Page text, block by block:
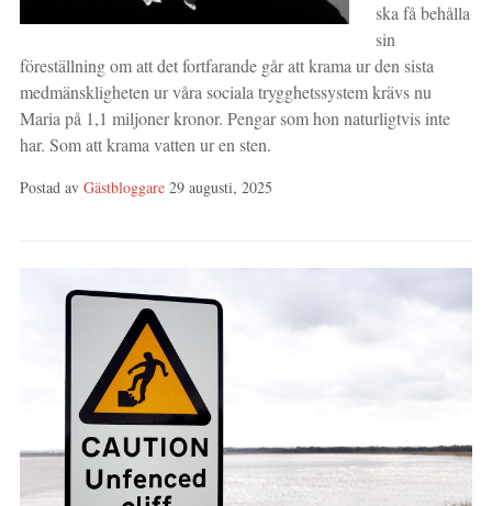
ska få behålla
sin
föreställning om att det fortfarande går att krama ur den sista
medmänskligheten ur våra sociala trygghetssystem krävs nu
Maria på 1,1 miljoner kronor. Pengar som hon naturligtvis inte
har. Som att krama vatten ur en sten.
Postad av Gästbloggare 29 augusti, 2025